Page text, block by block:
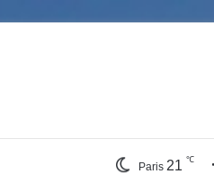
Paris 21 ℃